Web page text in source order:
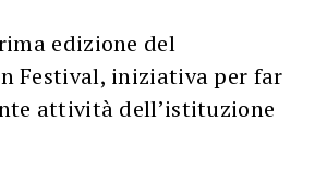
edizione del
Festival, iniziativa per far
attività dell’istituzione